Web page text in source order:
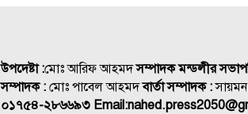
উপদেষ্টা :মোঃ আরিফ আহমদসম্পাদক মন্ডলীর
সম্পাদক : মোঃ পাবেল আহমদবার্তা সম্পাদক :
০১৭৫৪-২৮৬৬৯৩ Email: